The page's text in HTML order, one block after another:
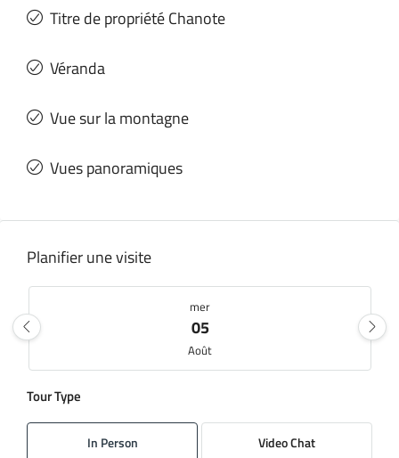
Titre de propriété Chanote
Véranda
Vue sur la montagne
Vues panoramiques
Planifier une visite
mer
05
Août
06
Tour Type
In Person Video Chat